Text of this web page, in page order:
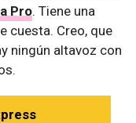
Pro. Tiene una
cuesta. Creo, que
ningún altavoz con